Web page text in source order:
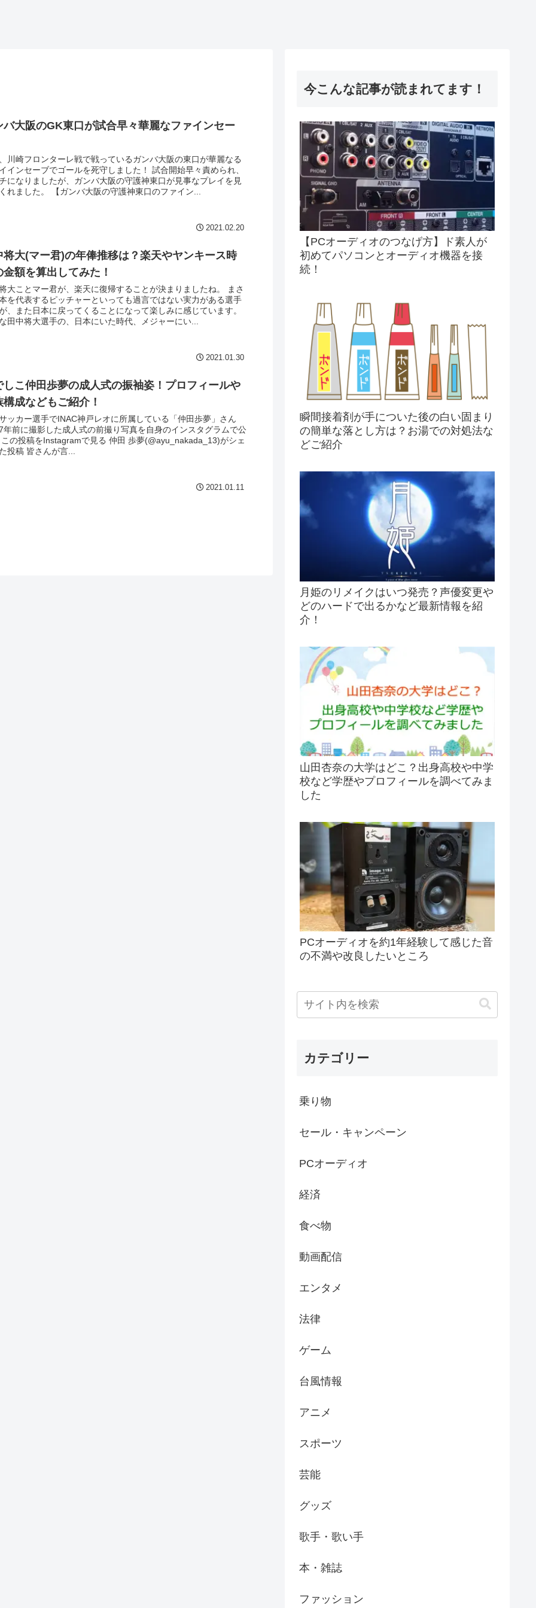
バ大阪のGK東口が試合早々華麗なファインセー
川崎フロンターレ戦で戦っているガンバ大阪の東口が華麗なる
インセーブでゴールを死守しました！ 試合開始早々責められ、
になりましたが、ガンバ大阪の守護神東口が見事なプレイを見
れました。 【ガンバ大阪の守護神東口のファイン...
2021.02.20
将大(マー君)の年俸推移は？楽天やヤンキース時
金額を算出してみた！
大ことマー君が、楽天に復帰することが決まりましたね。 まさ
を代表するピッチャーといっても過言ではない実力がある選手
、また日本に戻ってくることになって楽しみに感じています。
田中将大選手の、日本にいた時代、メジャーにい...
2021.01.30
しこ仲田歩夢の成人式の振袖姿！プロフィールや
構成などもご紹介！
ッカー選手でINAC神戸レオに所属している「仲田歩夢」さん
年前に撮影した成人式の前撮り写真を自身のインスタグラムで公
この投稿をInstagramで見る 仲田 歩夢(@ayu_nakada_13)がシェ
投稿 皆さんが言...
2021.01.11
今こんな記事が読まれてます！
【PCオーディオのつなげ方】ド素人が
初めてパソコンとオーディオ機器を接
続！
瞬間接着剤が手についた後の白い固まり
の簡単な落とし方は？お湯での対処法な
どご紹介
月姫のリメイクはいつ発売？声優変更や
どのハードで出るかなど最新情報を紹
介！
山田杏奈の大学はどこ？出身高校や中学
校など学歴やプロフィールを調べてみま
した
PCオーディオを約1年経験して感じた音
の不満や改良したいところ
カテゴリー
乗り物
セール・キャンペーン
PCオーディオ
経済
食べ物
動画配信
エンタメ
法律
ゲーム
台風情報
アニメ
スポーツ
芸能
グッズ
歌手・歌い手
本・雑誌
ファッション